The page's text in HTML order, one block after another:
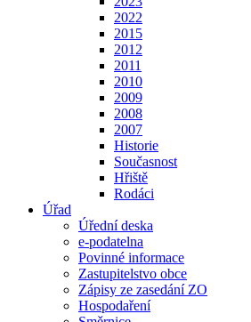
2022
2015
2012
2011
2010
2009
2008
2007
Historie
Současnost
Hřiště
Rodáci
Úřad
Úřední deska
e-podatelna
Povinné informace
Zastupitelstvo obce
Zápisy ze zasedání ZO
Hospodaření